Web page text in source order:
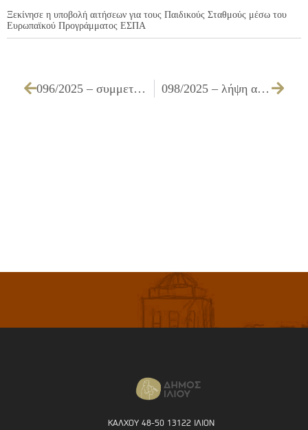
Ξεκίνησε η υποβολή αιτήσεων για τους Παιδικούς Σταθμούς μέσω του
Ευρωπαϊκού Προγράμματος ΕΣΠΑ
096/2025 – συμμετοχή στο πρόγραμμα Δ.ΥΠ.Α (πρώην ΟΑΕΔ) για τη δημιουργία 32.000 θέσεων εργασίας πλήρους απασχόλησης, για την απασχόληση ανέργων ηλικίας 55 ετών και άνω σε φορείς του δημοσίου τομέα 098/2025 – λήψη απόφασης για την αποδοχή δωρεάς προς το Δήμο Ιλίου για το 1ο Ειδικό Νηπιαγωγείο Ιλίου
ΚΑΛΧΟΥ 48-50 13122 ΙΛΙΟΝ